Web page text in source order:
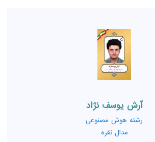
آرش یوسف نژاد
رشته هوش مصنوعی
مدال نقره